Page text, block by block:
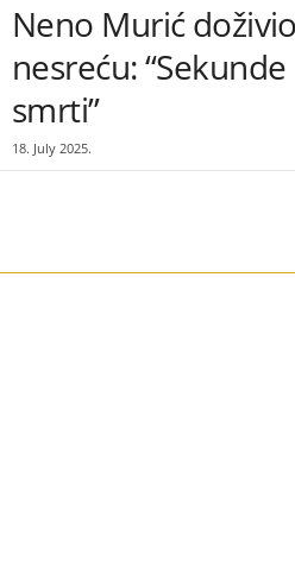
Neno Murić
nesreću:
smrti”
18. July 2025.